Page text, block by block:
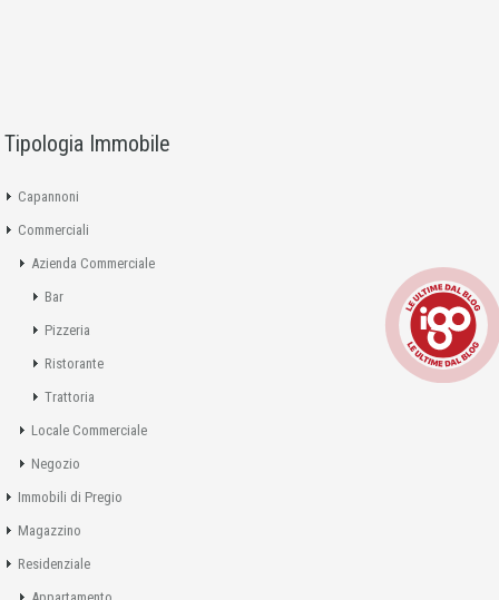
Tipologia Immobile
Capannoni
Commerciali
Azienda Commerciale
Bar
Pizzeria
Ristorante
Trattoria
Locale Commerciale
Negozio
Immobili di Pregio
Magazzino
Residenziale